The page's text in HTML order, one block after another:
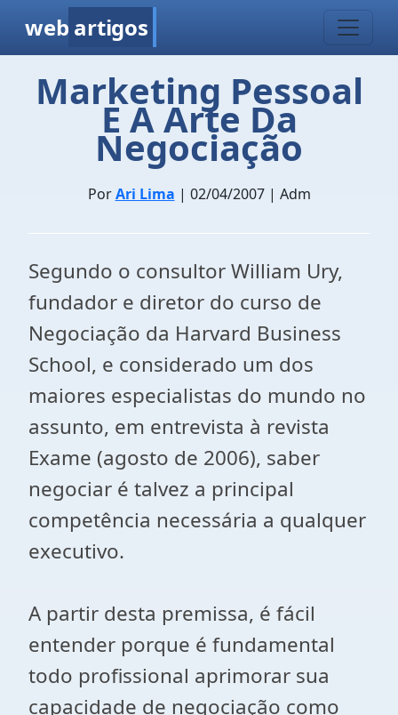
web artigos
Marketing Pessoal
E A Arte Da
Negociação
PorAri Lima | 02/04/2007 | Adm
Segundo o consultor William Ury,
fundador e diretor do curso de
Negociação da Harvard Business
School, e considerado um dos
maiores especialistas do mundo no
assunto, em entrevista à revista
Exame (agosto de 2006), saber
negociar é talvez a principal
competência necessária a qualquer
executivo.
A partir desta premissa, é fácil
entender porque é fundamental
todo profissional aprimorar sua
capacidade de negociação como